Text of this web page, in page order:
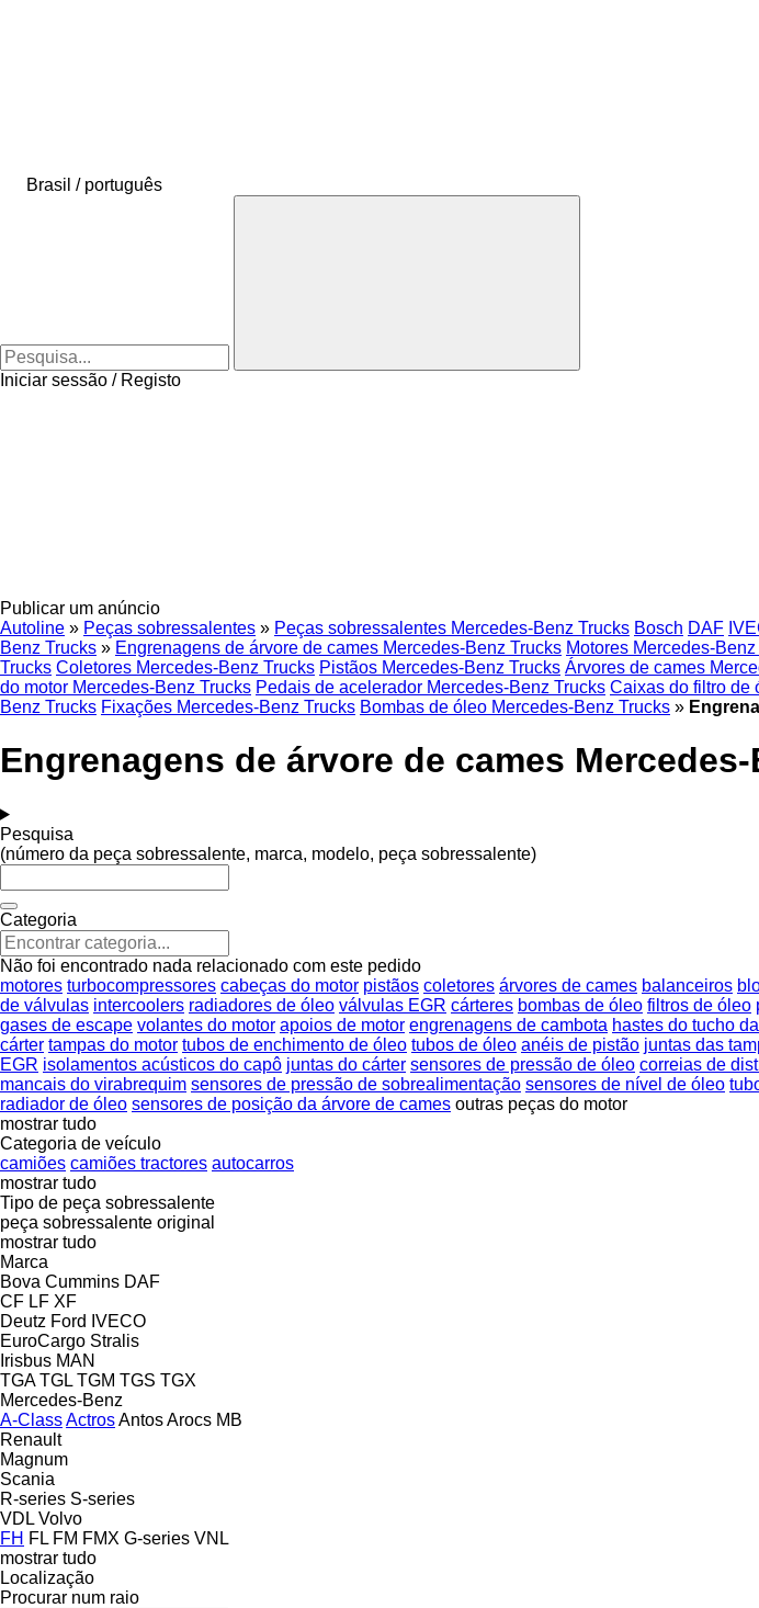
Brasil / português
Iniciar sessão / Registo
Publicar um anúncio
Autoline » Peças sobressalentes » Peças sobressalentes Mercedes-Benz Trucks Bosch DAF
Benz Trucks » Engrenagens de árvore de cames Mercedes-Benz Trucks Motores Mercedes-
Trucks Coletores Mercedes-Benz Trucks Pistãos Mercedes-Benz Trucks Árvores de cames
do motor Mercedes-Benz Trucks Pedais de acelerador Mercedes-Benz Trucks Caixas do filtro de
Benz Trucks Fixações Mercedes-Benz Trucks Bombas de óleo Mercedes-Benz Trucks »
Engrenagens de árvore de cames
Pesquisa
(número da peça sobressalente, marca, modelo, peça sobressalente)
Categoria
Não foi encontrado nada relacionado com este pedido
motores turbocompressores cabeças do motor pistãos coletores árvores de cames balanceiros
de válvulas intercoolers radiadores de óleo válvulas EGR cárteres bombas de óleo filtros de óleo
gases de escape volantes do motor apoios de motor engrenagens de cambota hastes do tucho
cárter tampas do motor tubos de enchimento de óleo tubos de óleo anéis de pistão juntas das
EGR isolamentos acústicos do capô juntas do cárter sensores de pressão de óleo correias de
mancais do virabrequim sensores de pressão de sobrealimentação sensores de nível de óleo
radiador de óleo sensores de posição da árvore de cames outras peças do motor
mostrar tudo
Categoria de veículo
camiões camiões tractores autocarros
mostrar tudo
Tipo de peça sobressalente
peça sobressalente original
mostrar tudo
Marca
Bova Cummins DAF
CF LF XF
Deutz Ford IVECO
EuroCargo Stralis
Irisbus MAN
TGA TGL TGM TGS TGX
Mercedes-Benz
A-ClassActrosAntosArocs MB
Renault
Magnum
Scania
R-series S-series
VDL Volvo
FH FL FM FMX G-series VNL
mostrar tudo
Localização
Procurar num raio